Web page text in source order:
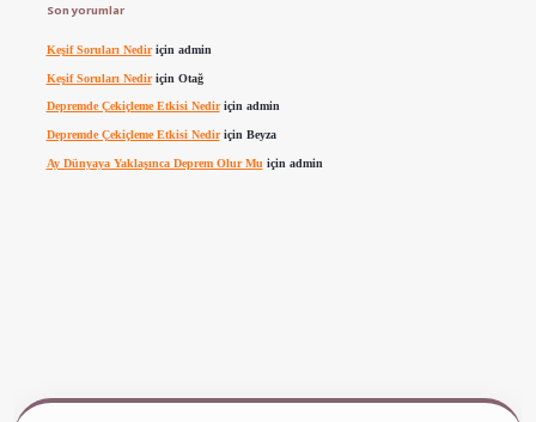
Son yorumlar
Keşif Soruları Nediriçin admin
Keşif Soruları Nediriçin Otağ
Depremde Çekiçleme Etkisi Nediriçin admin
Depremde Çekiçleme Etkisi Nediriçin Beyza
Ay Dünyaya Yaklaşınca Deprem Olur Mu için admin